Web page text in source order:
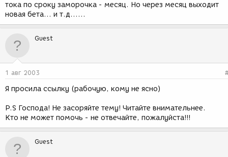
тока по сроку заморочка - месяц. Но через месяц выходит
новая бета... и т.д......
Guest
1 авг 2003
Я просила ссылку (рабочую, кому не ясно)
P.S Господа! Не засоряйте тему! Читайте внимательнее.
Кто не может помочь - не отвечайте, пожалуйста!!!
Guest